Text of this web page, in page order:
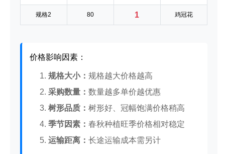
规格2 80 1 鸡冠花
价格影响因素：
1. 规格大小： 规格越大价格越高
2. 采购数量： 数量越多单价越优惠
3. 树形品质： 树形好、冠幅饱满价格稍高
4. 季节因素： 春秋种植旺季价格相对稳定
5. 运输距离： 长途运输成本需另计